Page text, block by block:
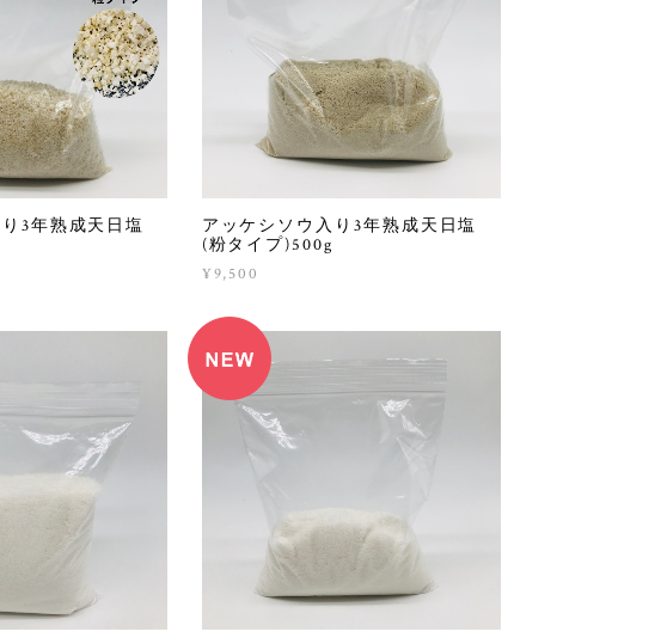
3年熟成天日塩
アッケシソウ入り3年熟成天日塩
(粉タイプ)500g
¥9,500